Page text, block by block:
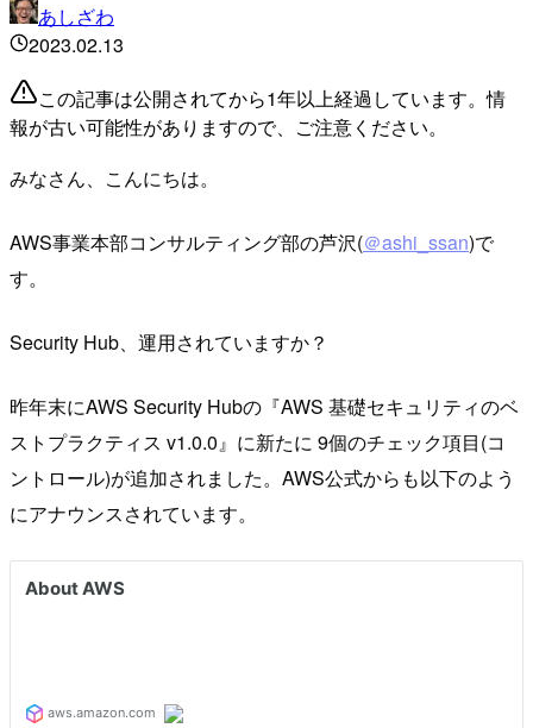
あしざわ
2023.02.13
この記事は公開されてから1年以上経過しています。情
報が古い可能性がありますので、ご注意ください。
みなさん、こんにちは。
AWS事業本部コンサルティング部の芦沢(＠ashi_ssan)で
す。
Security Hub、運用されていますか？
昨年末にAWS Security Hubの『AWS 基礎セキュリティのベ
ストプラクティス v1.0.0』に新たに 9個のチェック項目(コ
ントロール)が追加されました。AWS公式からも以下のよう
にアナウンスされています。